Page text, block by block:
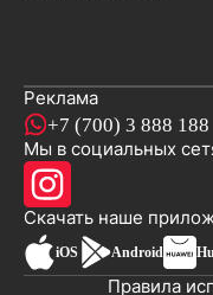
Реклама
+7 (700) 3 888 188
Мы в социальных
Скачать наше
iOS Android
Правила